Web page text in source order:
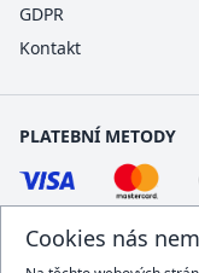
Cookies nás
GDPR
Kontakt
PLATEBNÍ METODY